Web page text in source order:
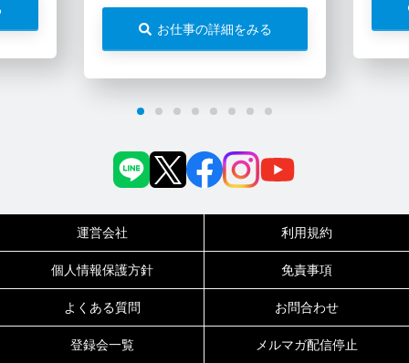
お仕事の詳細をみる
運営会社 利用規約
個人情報保護方針 免責事項
よくある質問 お問合わせ
登録会一覧 メルマガ配信停止